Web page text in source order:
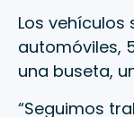
Los vehículos
automóviles,
una buseta,
“Seguimos